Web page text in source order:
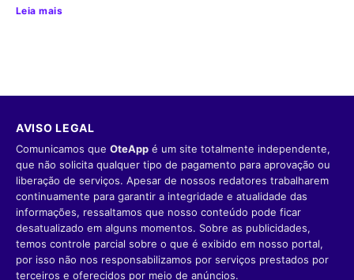
Leia mais
AVISO LEGAL
Comunicamos que OteApp é um site totalmente independente,
que não solicita qualquer tipo de pagamento para aprovação ou
liberação de serviços. Apesar de nossos redatores trabalharem
continuamente para garantir a integridade e atualidade das
informações, ressaltamos que nosso conteúdo pode ficar
desatualizado em alguns momentos. Sobre as publicidades,
temos controle parcial sobre o que é exibido em nosso portal,
por isso não nos responsabilizamos por serviços prestados por
terceiros e oferecidos por meio de anúncios.